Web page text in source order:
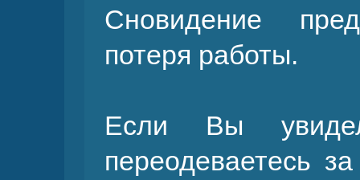
Сновидение
потеря работы.
Если Вы
переодеваетесь